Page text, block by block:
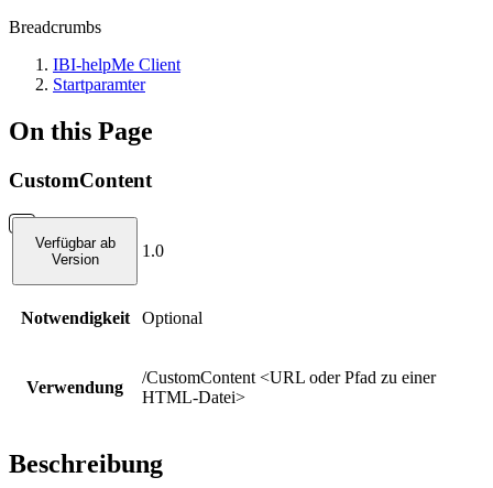
Breadcrumbs
IBI-helpMe Client
Startparamter
On this Page
CustomContent
Verfügbar ab
Version
1.0
Notwendigkeit Optional
Verwendung
/CustomContent <URL oder Pfad zu einer
HTML-Datei>
Beschreibung